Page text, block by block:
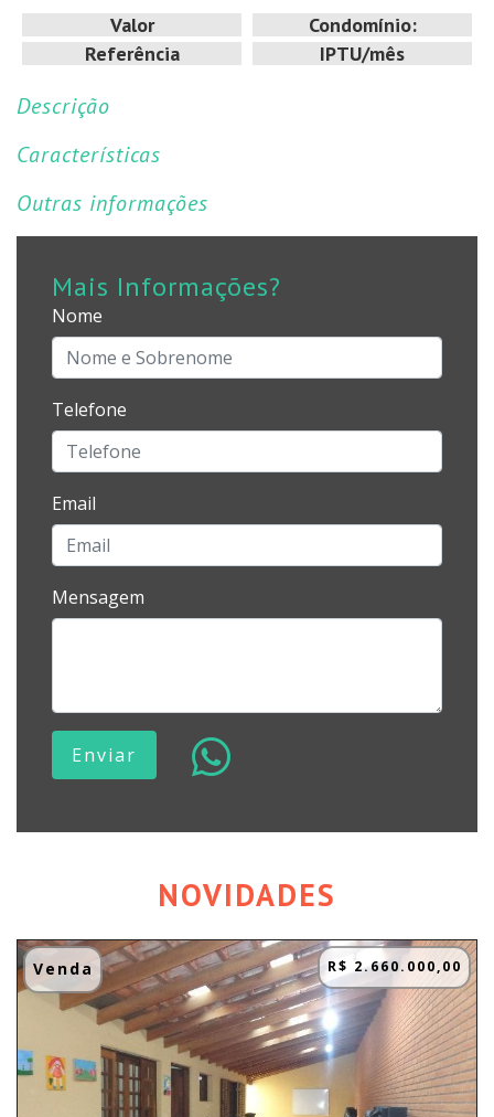
Valor
Referência
Condomínio:
IPTU/mês
Descrição
Características
Outras informações
Mais Informações?
Nome
Telefone
Email
Mensagem
Enviar
NOVIDADES
Venda R$ 2.660.000,00